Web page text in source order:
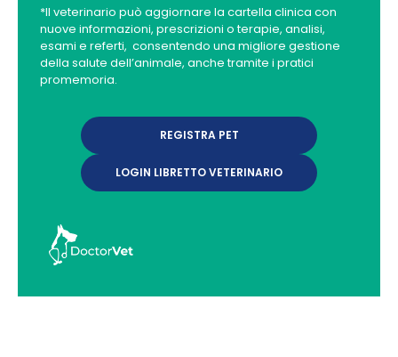
*Il veterinario può aggiornare la cartella clinica con
nuove informazioni, prescrizioni o terapie, analisi,
esami e referti, consentendo una migliore gestione
della salute dell’animale, anche tramite i pratici
promemoria.
REGISTRA PET
LOGIN LIBRETTO VETERINARIO